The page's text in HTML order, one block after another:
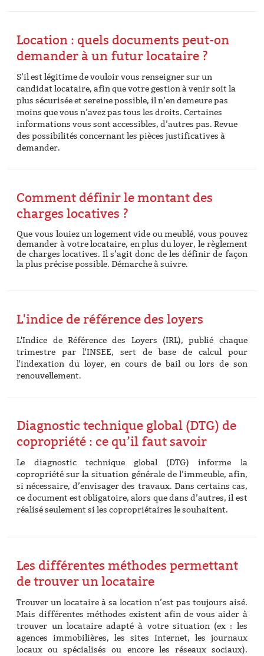
Location : quels documents peut-on
demander à un futur locataire ?
S’il est légitime de vouloir vous renseigner sur un
candidat locataire, afin que votre gestion à venir soit la
plus sécurisée et sereine possible, il n’en demeure pas
moins que vous n’avez pas tous les droits. Certaines
informations vous sont accessibles, d’autres pas. Revue
des possibilités concernant les pièces justificatives à
demander.
Comment définir le montant des
charges locatives ?
Que vous louiez un logement vide ou meublé, vous pouvez
demander à votre locataire, en plus du loyer, le règlement
de charges locatives. Il s’agit donc de les définir de façon
la plus précise possible. Démarche à suivre.
L'indice de référence des loyers
L'Indice de Référence des Loyers (IRL), publié chaque
trimestre par l'INSEE, sert de base de calcul pour
l'indexation du loyer, en cours de bail ou lors de son
renouvellement.
Diagnostic technique global (DTG) de
copropriété : ce qu’il faut savoir
Le diagnostic technique global (DTG) informe la
copropriété sur la situation générale de l’immeuble, afin,
si nécessaire, d’envisager des travaux. Dans certains cas,
ce document est obligatoire, alors que dans d’autres, il est
réalisé seulement si les copropriétaires le souhaitent.
Les différentes méthodes permettant
de trouver un locataire
Trouver un locataire à sa location n’est pas toujours aisé.
Mais différentes méthodes existent afin de vous aider à
trouver un locataire adapté à votre situation (ex : les
agences immobilières, les sites Internet, les journaux
locaux ou spécialisés ou encore les réseaux sociaux).